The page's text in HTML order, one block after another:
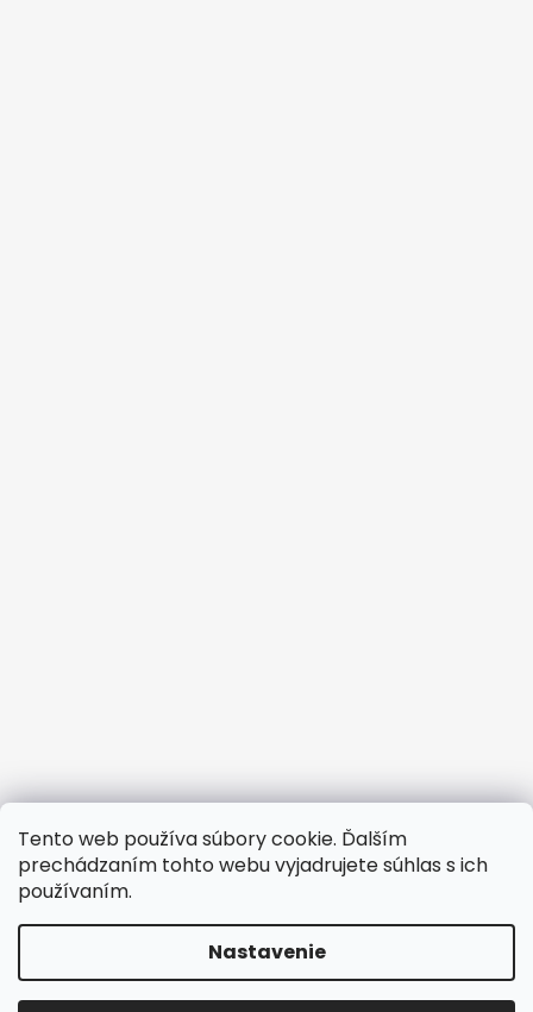
Tento web používa súbory cookie. Ďalším
prechádzaním tohto webu vyjadrujete súhlas s ich
používaním.
Nastavenie